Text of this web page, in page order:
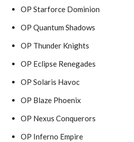
OP Starforce Dominion
OP Quantum Shadows
OP Thunder Knights
OP Eclipse Renegades
OP Solaris Havoc
OP Blaze Phoenix
OP Nexus Conquerors
OP Inferno Empire